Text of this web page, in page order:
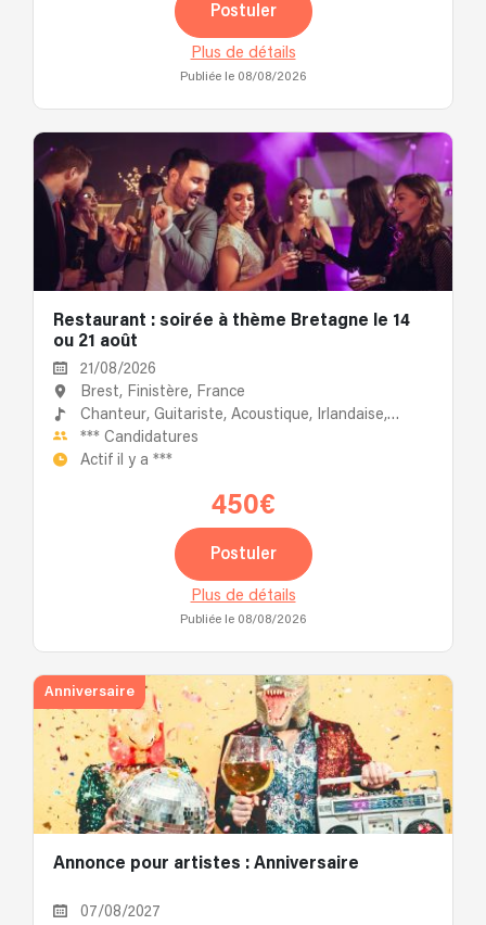
Postuler
Plus de détails
Publiée le 08/08/2026
Restaurant : soirée à thème Bretagne le 14
ou 21 août
21/08/2026
Brest, Finistère, France
Chanteur, Guitariste, Acoustique, Irlandaise,
Accordéoniste
*** Candidatures
Actif il y a ***
450€
Postuler
Plus de détails
Publiée le 08/08/2026
Anniversaire
Annonce pour artistes : Anniversaire
07/08/2027